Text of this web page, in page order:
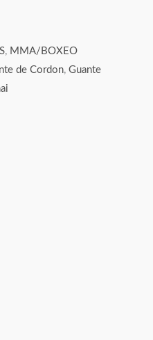
, MMA/BOXEO
de Cordon, Guante